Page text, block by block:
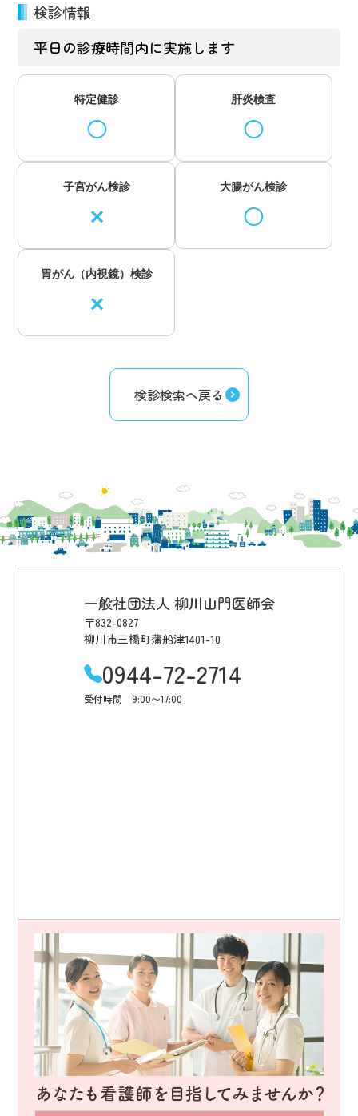
検診情報
平日の診療時間内に実施します
特定健診
◯
肝炎検査
◯
子宮がん検診
✕
大腸がん検診
◯
胃がん（内視鏡）検診
✕
検診検索へ戻る
一般社団法人 柳川山門医師会
〒832-0827
柳川市三橋町蒲船津1401-10
0944-72-2714
受付時間 9:00〜17:00